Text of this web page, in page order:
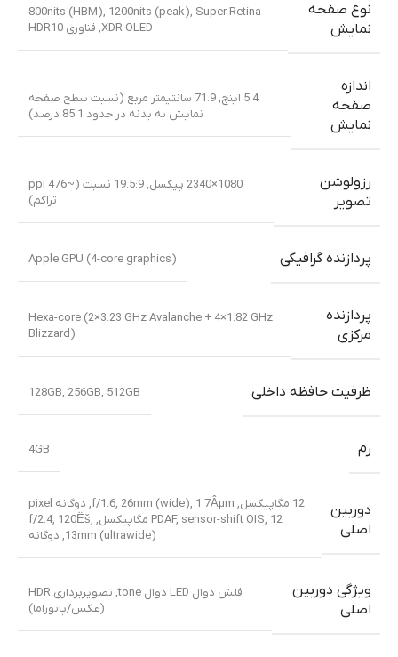
نوع صفحه
نمایش
800nits (HBM), 1200nits (peak), Super Retina
XDR OLED
, فناوری HDR10
اندازه
صفحه
نمایش
5.4 اینچ, 71.9 سانتیمتر مربع (نسبت سطح صفحه
نمایش به بدنه در حدود 85.1 درصد)
رزولوشن
تصویر
1080×2340 پیکسل, 19.5:9 نسبت (~476 ppi
تراکم)
پردازنده گرافیکی Apple GPU (4-core graphics)
پردازنده
مرکزی
Hexa-core (2×3.23 GHz Avalanche + 4×1.82 GHz
Blizzard)
ظرفیت حافظه داخلی 128GB, 256GB, 512GB
رم 4GB
دوربین
اصلی
12 مگاپیکسل, f/1.6, 26mm (wide), 1.7Âµm, دوگانه pixel
PDAF, sensor-shift OIS,
12 مگاپیکسل, f/2.4, 120Ëš,
13mm (ultrawide)
, دوگانه
ویژگی دوربین
اصلی
فلش دوال LED دوال tone, تصویربرداری HDR
(عکس/پانوراما)